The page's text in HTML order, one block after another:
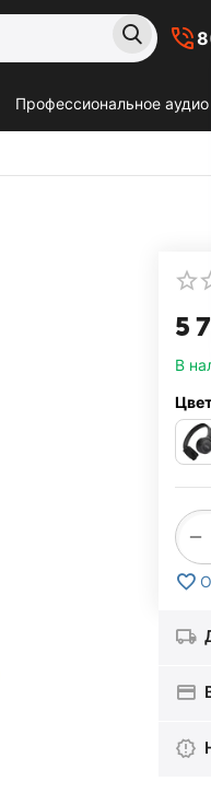
Профессиональное аудио
5
В
−